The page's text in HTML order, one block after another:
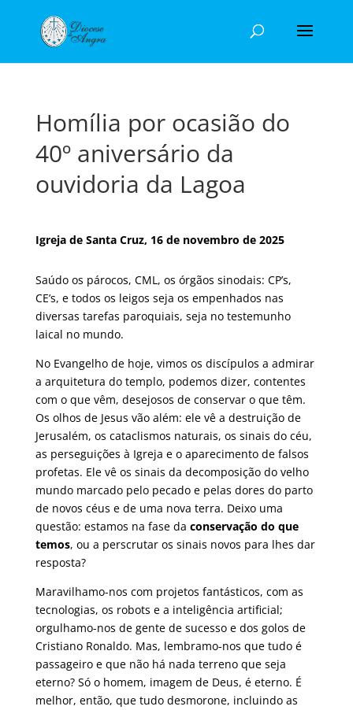
Homília por ocasião do
40º aniversário da
ouvidoria da Lagoa
Igreja de Santa Cruz, 16 de novembro de 2025
Saúdo os párocos, CML, os órgãos sinodais: CP’s,
CE’s, e todos os leigos seja os empenhados nas
diversas tarefas paroquiais, seja no testemunho
laical no mundo.
No Evangelho de hoje, vimos os discípulos a admirar
a arquitetura do templo, podemos dizer, contentes
com o que vêm, desejosos de conservar o que têm.
Os olhos de Jesus vão além: ele vê a destruição de
Jerusalém, os cataclismos naturais, os sinais do céu,
as perseguições à Igreja e o aparecimento de falsos
profetas. Ele vê os sinais da decomposição do velho
mundo marcado pelo pecado e pelas dores do parto
de novos céus e de uma nova terra. Deixo uma
questão: estamos na fase da conservação do que
temos, ou a perscrutar os sinais novos para lhes dar
resposta?
Maravilhamo-nos com projetos fantásticos, com as
tecnologias, os robots e a inteligência artificial;
orgulhamo-nos de gente de sucesso e dos golos de
Cristiano Ronaldo. Mas, lembramo-nos que tudo é
passageiro e que não há nada terreno que seja
eterno? Só o homem, imagem de Deus, é eterno. É
melhor, então, que tudo desmorone, incluindo as